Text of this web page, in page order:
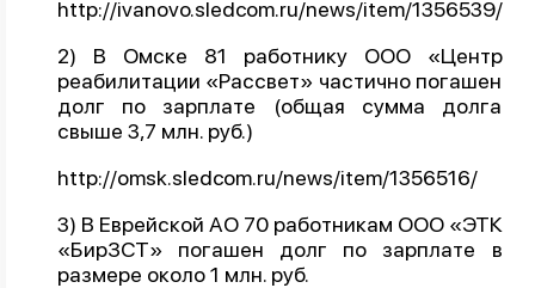
http://ivanovo.sledcom.ru/news/item/1356539/
2) В Омске 81 работнику ООО «Центр
реабилитации «Рассвет» частично погашен
долг по зарплате (общая сумма долга
свыше 3,7 млн. руб.)
http://omsk.sledcom.ru/news/item/1356516/
3) В Еврейской АО 70 работникам ООО «ЭТК
«БирЗСТ» погашен долг по зарплате в
размере около 1 млн. руб.